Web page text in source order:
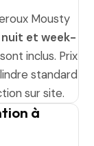
Mousty
et week-
inclus. Prix
standard
sur site.
à